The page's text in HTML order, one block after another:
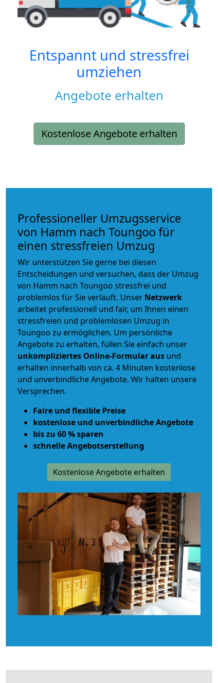
Entspannt und stressfrei
umziehen
Angebote erhalten
Kostenlose Angebote erhalten
Professioneller Umzugsservice
von Hamm nach Toungoo für
einen stressfreien Umzug
Wir unterstützen Sie gerne bei diesen
Entscheidungen und versuchen, dass der Umzug
von Hamm nach Toungoo stressfrei und
problemlos für Sie verläuft. Unser Netzwerk
arbeitet professionell und fair, um Ihnen einen
stressfreien und problemlosen Umzug in
Toungoo zu ermöglichen. Um persönliche
Angebote zu erhalten, füllen Sie einfach unser
unkompliziertes Online-Formular aus und
erhalten innerhalb von ca. 4 Minuten kostenlose
und unverbindliche Angebote. Wir halten unsere
Versprechen.
Faire und flexible Preise
kostenlose und unverbindliche Angebote
bis zu 60 % sparen
schnelle Angebotserstellung
Kostenlose Angebote erhalten